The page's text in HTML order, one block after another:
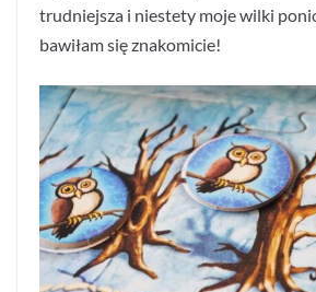
trudniejsza i niestety moje wilki
bawiłam się znakomicie!